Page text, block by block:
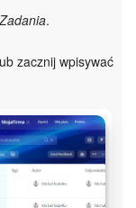
.
zacznij wpisywać